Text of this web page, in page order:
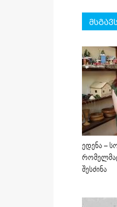
ედენა –
შესძინა